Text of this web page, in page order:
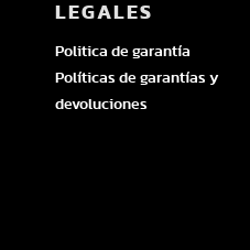
LEGALES
Politica de garantía
Políticas de garantías y
devoluciones